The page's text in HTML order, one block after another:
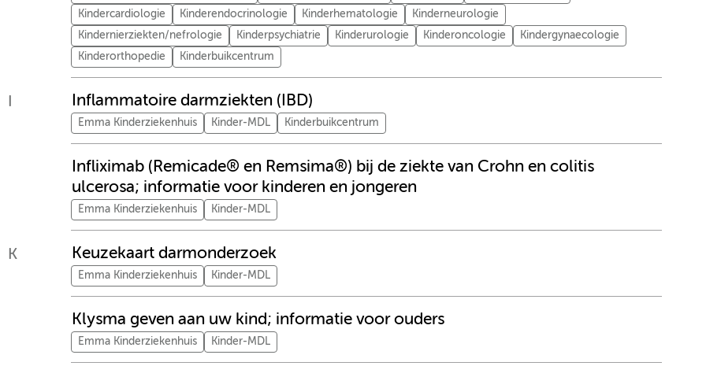
Kindercardiologie
Kinderendocrinologie Kinderhematologie
Kinderneurologie
Kindernierziekten/nefrologie
Kinderpsychiatrie Kinderurologie Kinderoncologie
Kindergynaecologie
Kinderorthopedie
Kinderbuikcentrum
Inflammatoire darmziekten (IBD)
Emma Kinderziekenhuis Kinder-MDL Kinderbuikcentrum
Infliximab (Remicade® en Remsima®) bij de ziekte van Crohn en colitis
ulcerosa; informatie voor kinderen en jongeren
Emma Kinderziekenhuis Kinder-MDL
K Keuzekaart darmonderzoek
Emma Kinderziekenhuis Kinder-MDL
Klysma geven aan uw kind; informatie voor ouders
Emma Kinderziekenhuis Kinder-MDL